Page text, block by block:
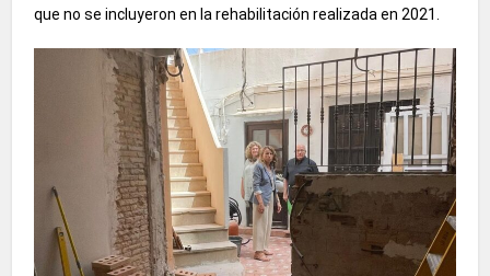
que no se incluyeron en la rehabilitación realizada en 2021.